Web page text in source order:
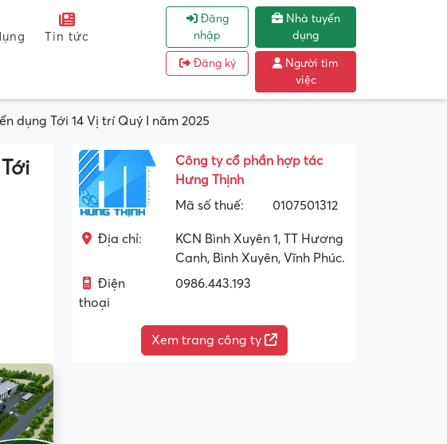
Tin tức
Đăng
nhập
Đăng ký
Nhà tuyển
dụng
Người tìm
việc
dụng Tới 14 Vị trí Quý I năm 2025
Công ty cổ phần hợp tác
Hưng Thịnh
Mã số thuế:
0107501312
Địa chỉ:
KCN Bình Xuyên 1, TT Hương
Canh, Bình Xuyên, Vĩnh Phúc.
Điện
thoại
0986.443.193
Xem trang công ty